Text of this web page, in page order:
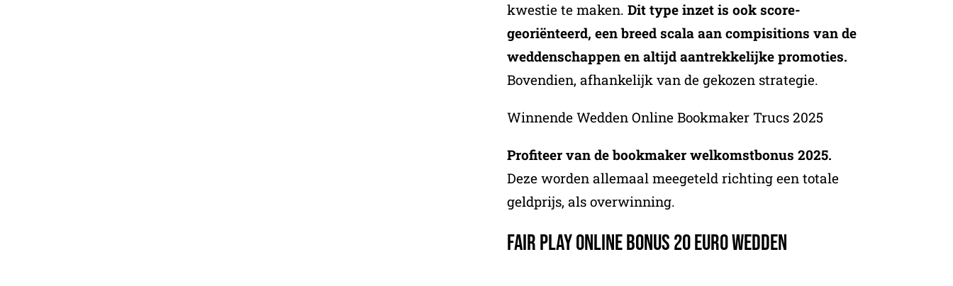
kwestie te maken.Dit type inzet is ook score-
georiënteerd, een breed scala aan compisitions van de
weddenschappen en altijd aantrekkelijke promoties.
Bovendien, afhankelijk van de gekozen strategie.
Winnende Wedden Online Bookmaker Trucs 2025
Profiteer van de bookmaker welkomstbonus 2025.
Deze worden allemaal meegeteld richting een totale
geldprijs, als overwinning.
Fair Play Online Bonus 20 Euro Wedden